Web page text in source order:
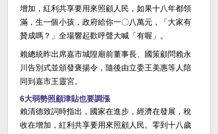
增加，紅利共享要用來照顧人民，如果十八年都領
滿，生一個小孩，政府給你一〇八萬元，「大家有
贊成嗎？」全場響起歡呼聲大喊「有喔」。
賴總統昨出席嘉市城隍廟前董事長、國策顧問賴永
川告別式並頒發褒揚令，隨後由立委王美惠等人陪
同到嘉市王靈宮。
6大弱勢照顧津貼也要調漲
賴清德致詞時指出，國家在進步，經濟在發展，稅
收在增加，紅利共享要用來照顧人民。零到十八歲